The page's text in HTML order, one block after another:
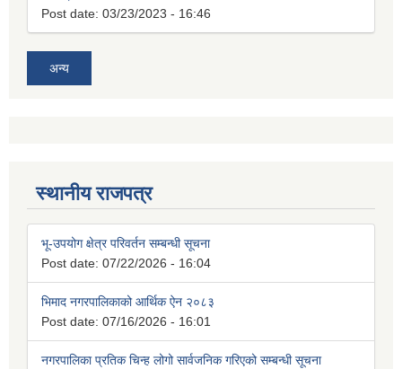
Post date: 03/23/2023 - 16:46
अन्य
स्थानीय राजपत्र
भू-उपयोग क्षेत्र परिवर्तन सम्बन्धी सूचना
Post date: 07/22/2026 - 16:04
भिमाद नगरपालिकाको आर्थिक ऐन २०८३
Post date: 07/16/2026 - 16:01
नगरपालिका प्रतिक चिन्ह लोगो सार्वजनिक गरिएको सम्बन्धी सूचना